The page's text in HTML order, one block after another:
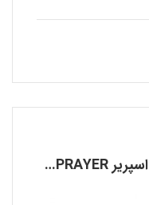
دستگاه بخور سرد نانو میست اسپریر NANO MIST SPRAYER